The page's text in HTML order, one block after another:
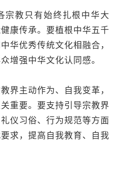
教只有始终扎根中华大
康传承。要植根中华五千
华优秀传统文化相融合，
增强中华文化认同感。
主动作为、自我变革，
重要。要支持引导宗教界
仪习俗、行为规范等方面
求，提高自我教育、自我